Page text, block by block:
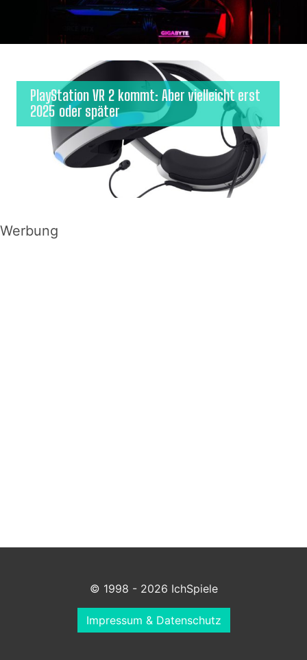
PlayStation VR 2 kommt: Aber vielleicht erst
2025 oder später
Werbung
© 1998 - 2026 IchSpiele
Impressum & Datenschutz